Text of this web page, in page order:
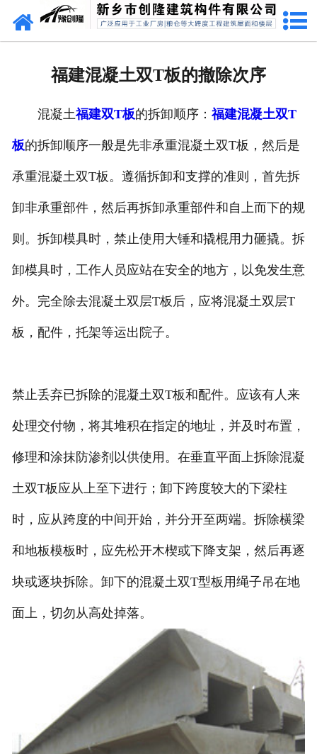
网站首页
资质荣誉
成功案例
联系我们
福建混凝土双T板的撤除次序
混凝土福建双T板的拆卸顺序： 福建混凝土双T
板的拆卸顺序一般是先非承重混凝土双T板，然后是
承重混凝土双T板。遵循拆卸和支撑的准则，首先拆
卸非承重部件，然后再拆卸承重部件和自上而下的规
则。拆卸模具时，禁止使用大锤和撬棍用力砸撬。拆
卸模具时，工作人员应站在安全的地方，以免发生意
外。完全除去混凝土双层T板后，应将混凝土双层T
板，配件，托架等运出院子。
禁止丢弃已拆除的混凝土双T板和配件。应该有人来
处理交付物，将其堆积在指定的地址，并及时布置，
修理和涂抹防渗剂以供使用。在垂直平面上拆除混凝
土双T板应从上至下进行；卸下跨度较大的下梁柱
时，应从跨度的中间开始，并分开至两端。拆除横梁
和地板模板时，应先松开木楔或下降支架，然后再逐
块或逐块拆除。卸下的混凝土双T型板用绳子吊在地
面上，切勿从高处掉落。